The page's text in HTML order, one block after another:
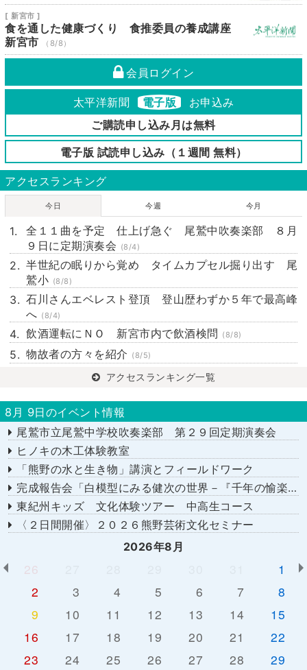
[ 新宮市 ]
食を通した健康づくり 食推委員の養成講座
新宮市
（8/8）
会員ログイン
太平洋新聞 電子版
お申込み
ご購読申し込み月は無料
電子版 試読申し込み（１週間 無料）
アクセスランキング
今日 今週 今月
全１１曲を予定 仕上げ急ぐ 尾鷲中吹奏楽部 ８月
９日に定期演奏会 (8/4)
半世紀の眠りから覚め タイムカプセル掘り出す 尾
鷲小 (8/8)
石川さんエベレスト登頂 登山歴わずか５年で最高峰
へ (8/4)
飲酒運転にＮＯ 新宮市内で飲酒検問 (8/8)
物故者の方々を紹介 (8/5)
アクセスランキング一覧
8月 9日のイベント情報
尾鷲市立尾鷲中学校吹奏楽部 第２９回定期演奏会
ヒノキの木工体験教室
「熊野の水と生き物」講演とフィールドワーク
完成報告会「白模型にみる健次の世界－『千年の愉楽』『奇蹟』より－」
東紀州キッズ 文化体験ツアー 中高生コース
〈２日間開催〉２０２６熊野芸術文化セミナー
2026年8月
26
1
2
3 4 5 6 7
8
9
10 11 12 13 14
15
16
17 18 19 20 21
22
23
24 25 26 27 28
29